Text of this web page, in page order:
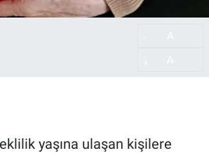
yaşına ulaşan kişilere